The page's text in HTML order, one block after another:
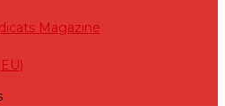
Magazine